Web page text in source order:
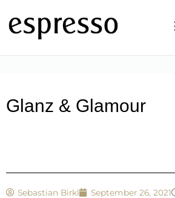
Inhalt
springen
Glanz & Glamour
Sebastian Birkl September 26, 2021